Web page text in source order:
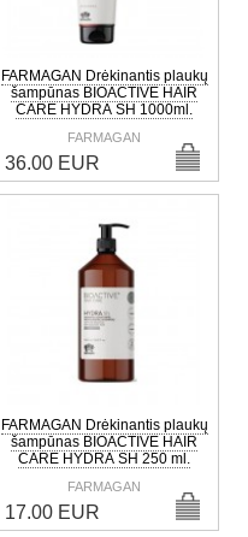
FARMAGAN Drėkinantis plaukų
šampūnas BIOACTIVE HAIR
CARE HYDRA SH 1000ml.
FARMAGAN
36.00 EUR
FARMAGAN Drėkinantis plaukų
šampūnas BIOACTIVE HAIR
CARE HYDRA SH 250 ml.
FARMAGAN
17.00 EUR